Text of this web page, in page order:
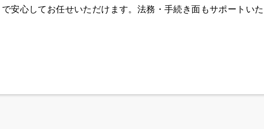
安心してお任せいただけます。法務・手続き面もサポートいた